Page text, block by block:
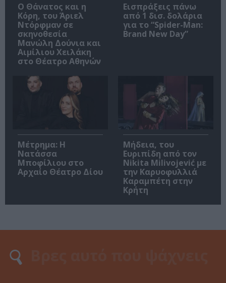
Ο Θάνατος και η
Κόρη, του Άριελ
Ντόρφμαν σε
σκηνοθεσία
Μανώλη Δούνια και
Αιμίλιου Χειλάκη
στο Θέατρο Αθηνών
Εισπράξεις πάνω
από 1 δισ. δολάρια
για το “Spider-Man:
Brand New Day”
Μέτρημα: Η
Νατάσσα
Μποφίλιου στο
Αρχαίο Θέατρο Δίου
Μήδεια, του
Ευριπίδη από τον
Nikita Milivojević με
την Καρυοφυλλιά
Καραμπέτη στην
Κρήτη